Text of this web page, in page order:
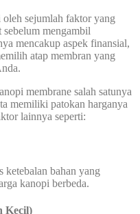
oleh sejumlah faktor yang
mengambil
mencakup aspek finansial,
atap membran yang
membrane salah satunya
memiliki patokan harganya
lainnya seperti:
ketebalan bahan yang
kanopi berbeda.
Kecil)